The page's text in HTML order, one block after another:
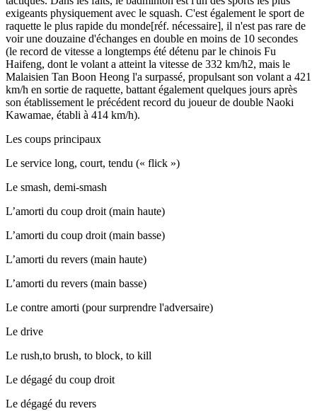
exigeants physiquement avec le squash. C'est également le sport de
raquette le plus rapide du monde[réf. nécessaire], il n'est pas rare de
voir une douzaine d'échanges en double en moins de 10 secondes
(le record de vitesse a longtemps été détenu par le chinois Fu
Haifeng, dont le volant a atteint la vitesse de 332 km/h2, mais le
Malaisien Tan Boon Heong l'a surpassé, propulsant son volant a 421
km/h en sortie de raquette, battant également quelques jours après
son établissement le précédent record du joueur de double Naoki
Kawamae, établi à 414 km/h).
Les coups principaux
Le service long, court, tendu (« flick »)
Le smash, demi-smash
L’amorti du coup droit (main haute)
L’amorti du coup droit (main basse)
L’amorti du revers (main haute)
L’amorti du revers (main basse)
Le contre amorti (pour surprendre l'adversaire)
Le drive
Le rush,to brush, to block, to kill
Le dégagé du coup droit
Le dégagé du revers